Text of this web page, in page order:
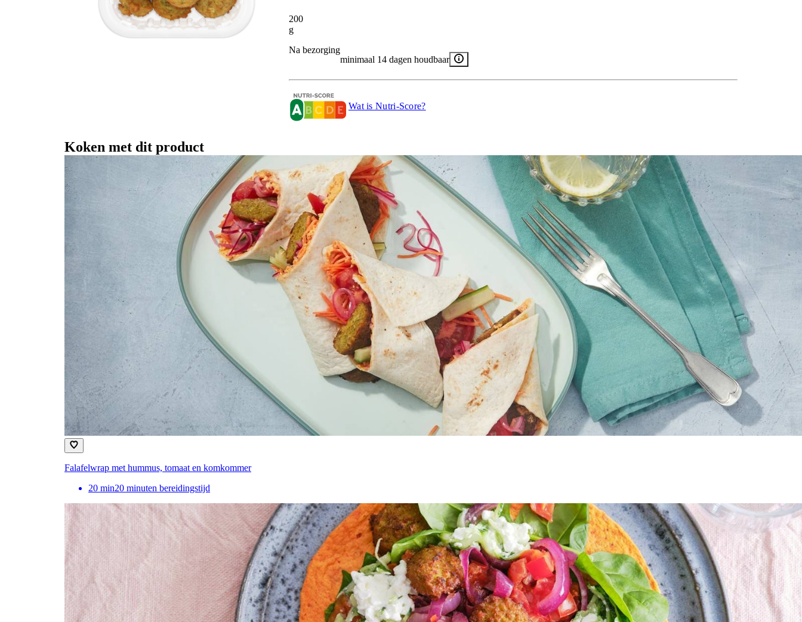
200
g
Na bezorging
minimaal 14 dagen houdbaar
Wat is Nutri-Score?
Koken met dit product
Falafelwrap met hummus, tomaat en komkommer
20 min20 minuten bereidingstijd